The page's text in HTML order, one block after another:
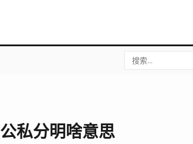
公私分明啥意思